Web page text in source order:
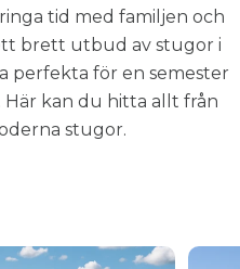
tid med familjen och
brett utbud av stugor i
perfekta för en semester
kan du hitta allt från
stugor.